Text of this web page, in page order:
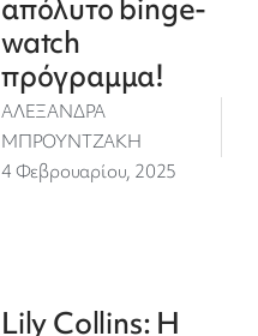
απόλυτο binge-
watch
πρόγραμμα!
ΑΛΕΞΑΝΔΡΑ
ΜΠΡΟΥΝΤΖΑΚΗ
4 Φεβρουαρίου, 2025
Lily Collins: Η